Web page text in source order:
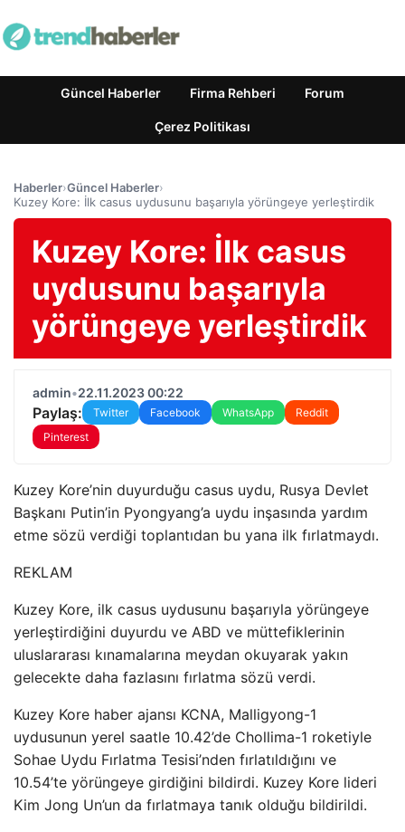
Güncel Haberler Firma Rehberi Forum
Çerez Politikası
Haberler›Güncel Haberler›
Kuzey Kore: İlk casus uydusunu başarıyla yörüngeye yerleştirdik
Kuzey Kore: İlk casus
uydusunu başarıyla
yörüngeye yerleştirdik
admin•22.11.2023 00:22
Paylaş: Twitter Facebook WhatsApp
Reddit
Pinterest
Kuzey Kore’nin duyurduğu casus uydu, Rusya Devlet
Başkanı Putin’in Pyongyang’a uydu inşasında yardım
etme sözü verdiği toplantıdan bu yana ilk fırlatmaydı.
REKLAM
Kuzey Kore, ilk casus uydusunu başarıyla yörüngeye
yerleştirdiğini duyurdu ve ABD ve müttefiklerinin
uluslararası kınamalarına meydan okuyarak yakın
gelecekte daha fazlasını fırlatma sözü verdi.
Kuzey Kore haber ajansı KCNA, Malligyong-1
uydusunun yerel saatle 10.42’de Chollima-1 roketiyle
Sohae Uydu Fırlatma Tesisi’nden fırlatıldığını ve
10.54’te yörüngeye girdiğini bildirdi. Kuzey Kore lideri
Kim Jong Un’un da fırlatmaya tanık olduğu bildirildi.